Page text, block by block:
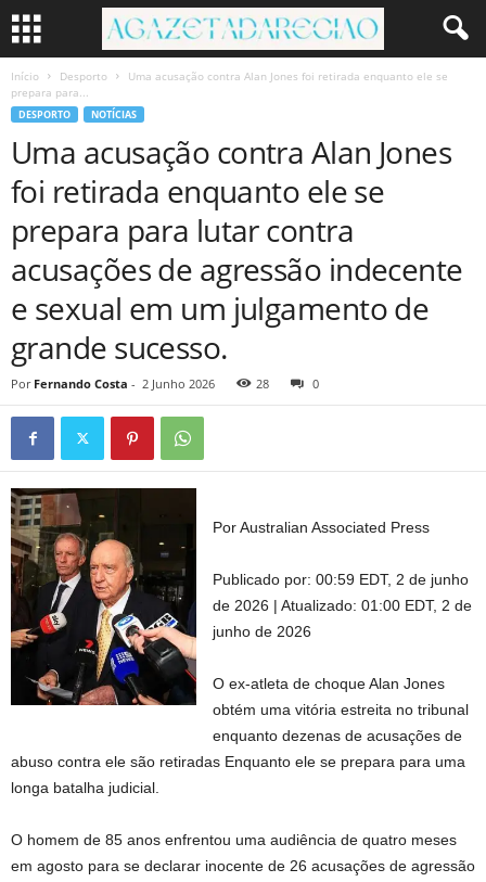
Início Desporto
Uma acusação contra Alan Jones foi retirada enquanto ele se
prepara para...
DESPORTO NOTÍCIAS
Uma acusação contra Alan Jones
foi retirada enquanto ele se
prepara para lutar contra
acusações de agressão indecente
e sexual em um julgamento de
grande sucesso.
Por Fernando Costa - 2 Junho 2026 28 0
Por Australian Associated Press
Publicado por: 00:59 EDT, 2 de junho
de 2026 |Atualizado: 01:00 EDT, 2 de
junho de 2026
O ex-atleta de choque Alan Jones
obtém uma vitória estreita no tribunal
enquanto dezenas de acusações de
abuso contra ele são retiradas Enquanto ele se prepara para uma
longa batalha judicial.
O homem de 85 anos enfrentou uma audiência de quatro meses
em agosto para se declarar inocente de 26 acusações de agressão